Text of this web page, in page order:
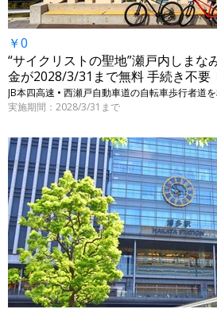
￥0
“サイクリストの聖地”瀬戸内しまな
金が2028/3/31まで無料 手続き不要
JB本四高速 • 西瀬戸自動車道の自転車歩行者道
実施期間：2028/3/31まで